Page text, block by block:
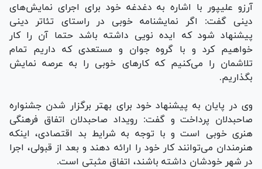
آرزو علیپور با اشاره به دغدغه خود برای اجرای نمایش‌های
دینی گفت: اگر نمایشنامه خوبی در راستای تئاتر دینی
پیشنهاد شود که ایده نویی داشته باشد حتما آن را کار
خواهیم کرد و با گروه جوان و مستعدی که داریم تمام
تلاشمان را می‌کنیم که کار‌های خوبی را به عرصه نمایش
بگذاریم.
وی در پایان به پیشنهاد خود برای بهتر برگزار شدن جشنواره
صاحبدلان پرداخت و گفت: رویداد صاحبدلان اتفاق فرهنگی
هنری خوبی است و با توجه به شرایط بد اقتصادی، اینکه
هنرمندان می‌توانند کار خود را ارائه دهند و بعد از قبولی، اجرا
در شهر خودشان داشته باشند، اتفاق مثبتی است.